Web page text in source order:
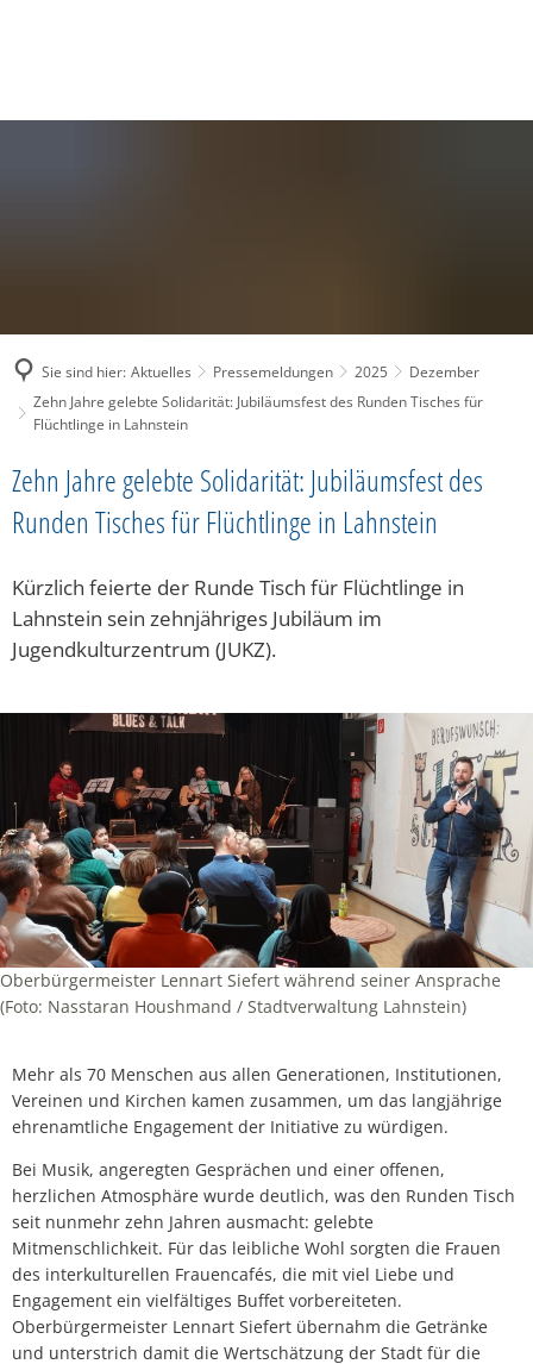
Sie sind hier: Aktuelles Pressemeldungen 2025
Dezember
Zehn Jahre gelebte Solidarität: Jubiläumsfest des Runden Tisches für
Flüchtlinge in Lahnstein
Zehn Jahre gelebte Solidarität: Jubiläumsfest des
Runden Tisches für Flüchtlinge in Lahnstein
Kürzlich feierte der Runde Tisch für Flüchtlinge in
Lahnstein sein zehnjähriges Jubiläum im
Jugendkulturzentrum (JUKZ).
Oberbürgermeister Lennart Siefert während seiner Ansprache
(Foto: Nasstaran Houshmand / Stadtverwaltung Lahnstein)
Mehr als 70 Menschen aus allen Generationen, Institutionen,
Vereinen und Kirchen kamen zusammen, um das langjährige
ehrenamtliche Engagement der Initiative zu würdigen.
Bei Musik, angeregten Gesprächen und einer offenen,
herzlichen Atmosphäre wurde deutlich, was den Runden Tisch
seit nunmehr zehn Jahren ausmacht: gelebte
Mitmenschlichkeit. Für das leibliche Wohl sorgten die Frauen
des interkulturellen Frauencafés, die mit viel Liebe und
Engagement ein vielfältiges Buffet vorbereiteten.
Oberbürgermeister Lennart Siefert übernahm die Getränke
und unterstrich damit die Wertschätzung der Stadt für die